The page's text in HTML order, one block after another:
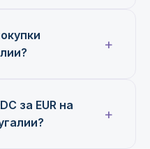
за EUR на